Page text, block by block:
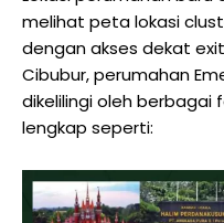
melihat peta lokasi
dengan akses dekat
Cibubur, perumahan
dikelilingi oleh berbagai
lengkap seperti: